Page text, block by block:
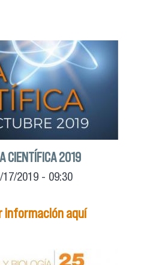
CIENTÍFICA 2019
17/2019 - 09:30
información aquí